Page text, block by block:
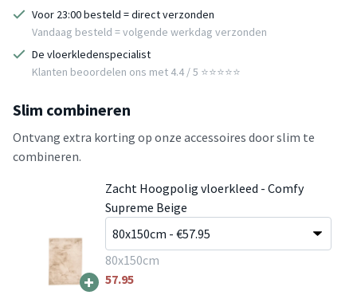
Voor 23:00 besteld = direct verzonden
Vandaag besteld = volgende werkdag verzonden
De vloerkledenspecialist
Klanten beoordelen ons met 4.4 / 5 ⭐⭐⭐⭐⭐
Slim combineren
Ontvang extra korting op onze accessoires door slim te
combineren.
+
Zacht Hoogpolig vloerkleed - Comfy
Supreme Beige
80x150cm
57.95